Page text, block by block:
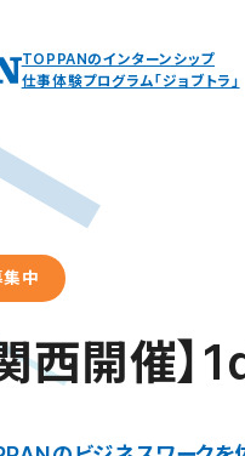
TOPPANのインターンシップ
仕事体験プログラム「ジョブトラ」
集中
関西開催】